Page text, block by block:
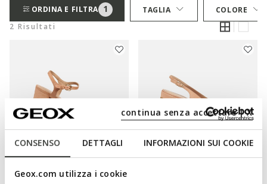
CONSENSO DETTAGLI INFORMAZIONI SUI COOKIE
Geox.com utilizza i cookie
continua senza accettare | X
ORDINA E FILTRA 1 TAGLIA
COLORE
2 Risultati
SOSTENIBILE